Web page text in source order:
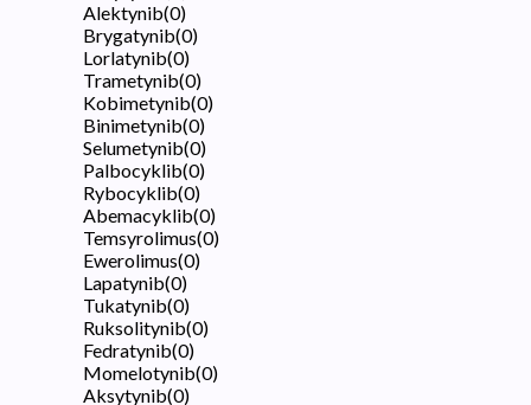
Alektynib(0)
Brygatynib(0)
Lorlatynib(0)
Trametynib(0)
Kobimetynib(0)
Binimetynib(0)
Selumetynib(0)
Palbocyklib(0)
Rybocyklib(0)
Abemacyklib(0)
Temsyrolimus(0)
Ewerolimus(0)
Lapatynib(0)
Tukatynib(0)
Ruksolitynib(0)
Fedratynib(0)
Momelotynib(0)
Aksytynib(0)